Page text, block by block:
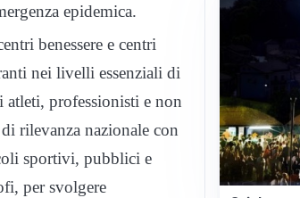
epidemica.
benessere e centri
nei livelli essenziali di
atleti, professionisti e non
rilevanza nazionale con
sportivi, pubblici e
per svolgere